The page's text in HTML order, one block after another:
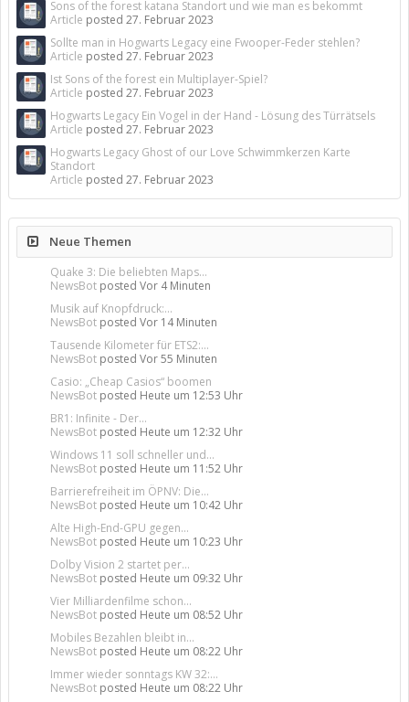
Sons of the forest katana Standort und wie man es bekommt
Article posted 27. Februar 2023
Sollte man in Hogwarts Legacy eine Fwooper-Feder stehlen?
Article posted 27. Februar 2023
Ist Sons of the forest ein Multiplayer-Spiel?
Article posted 27. Februar 2023
Hogwarts Legacy Ein Vogel in der Hand - Lösung des Türrätsels
Article posted 27. Februar 2023
Hogwarts Legacy Ghost of our Love Schwimmkerzen Karte
Standort
Article posted 27. Februar 2023
Neue Themen
Quake 3: Die beliebten Maps...
NewsBot posted Vor 4 Minuten
Musik auf Knopfdruck:...
NewsBot posted Vor 14 Minuten
Tausende Kilometer für ETS2:...
NewsBot posted Vor 55 Minuten
Casio: „Cheap Casios“ boomen
NewsBot posted Heute um 12:53 Uhr
BR1: Infinite - Der...
NewsBot posted Heute um 12:32 Uhr
Windows 11 soll schneller und...
NewsBot posted Heute um 11:52 Uhr
Barrierefreiheit im ÖPNV: Die...
NewsBot posted Heute um 10:42 Uhr
Alte High-End-GPU gegen...
NewsBot posted Heute um 10:23 Uhr
Dolby Vision 2 startet per...
NewsBot posted Heute um 09:32 Uhr
Vier Milliardenfilme schon...
NewsBot posted Heute um 08:52 Uhr
Mobiles Bezahlen bleibt in...
NewsBot posted Heute um 08:22 Uhr
Immer wieder sonntags KW 32:...
NewsBot posted Heute um 08:22 Uhr